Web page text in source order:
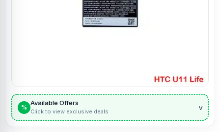
%
Available Offers
Click to view exclusive deals v